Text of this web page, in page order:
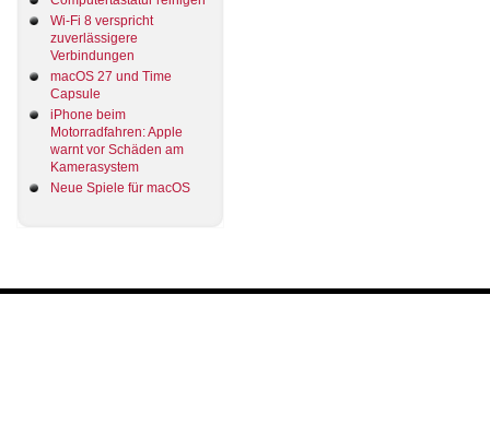
Wi-Fi 8 verspricht
zuverlässigere
Verbindungen
macOS 27 und Time
Capsule
iPhone beim
Motorradfahren: Apple
warnt vor Schäden am
Kamerasystem
Neue Spiele für macOS